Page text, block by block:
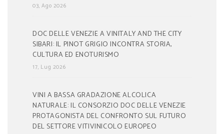
03, Ago 2026
DOC DELLE VENEZIE A VINITALY AND THE CITY
SIBARI: IL PINOT GRIGIO INCONTRA STORIA,
CULTURA ED ENOTURISMO
17, Lug 2026
VINI A BASSA GRADAZIONE ALCOLICA
NATURALE: IL CONSORZIO DOC DELLE VENEZIE
PROTAGONISTA DEL CONFRONTO SUL FUTURO
DEL SETTORE VITIVINICOLO EUROPEO